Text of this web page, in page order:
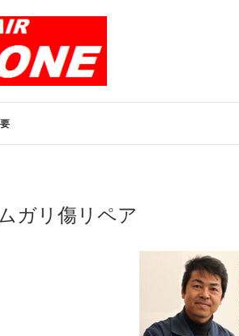
タルリペアテ
ガリ傷リペア